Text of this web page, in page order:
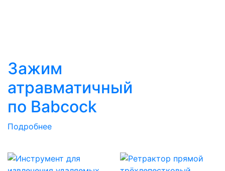
Зажим
атравматичный
по Вabcock
Подробнее